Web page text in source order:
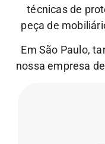
técnicas de
peça de
Em São Paulo,
nossa empresa